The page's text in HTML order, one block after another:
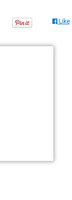
Like